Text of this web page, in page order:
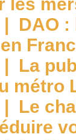
| DAO
| La
métro
| Le